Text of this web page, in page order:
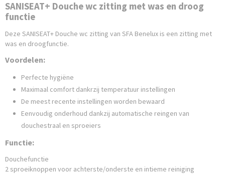
Netto gewicht
4,80 Kg
8,00 Kg
Afmetingen (l,b,h)
51 x 44,50 x 15,90 cm
SANISEAT+ Douche wc zitting met was en droog
functie
Deze SANISEAT+ Douche wc zitting van SFA Benelux is een zitting met
was en droogfunctie.
Voordelen:
Perfecte hygiëne
Maximaal comfort dankrzij temperatuur instellingen
De meest recente instellingen worden bewaard
Eenvoudig onderhoud dankzij automatische reingen van
douchestraal en sproeiers
Functie:
Douchefunctie
2 sproeiknoppen voor achterste/onderste en intieme reiniging